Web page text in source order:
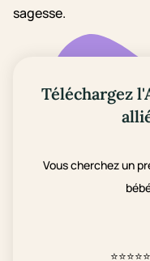
sagesse.
Téléchargez
Vous cherchez un
⭐⭐⭐⭐⭐